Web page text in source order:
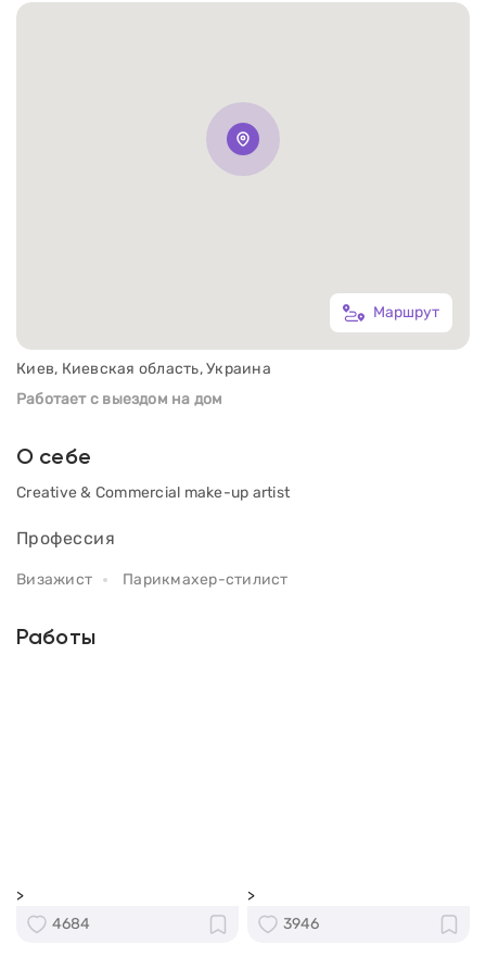
Маршрут
Киев, Киевская область, Украина
Работает с выездом на дом
О себе
Creative & Commercial make-up artist
Профессия
Визажист Парикмахер-стилист
Работы
>
4684
>
3946